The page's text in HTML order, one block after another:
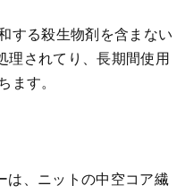
する殺生物剤を含まない
理されてり、長期間使用
す。
は、ニットの中空コア繊